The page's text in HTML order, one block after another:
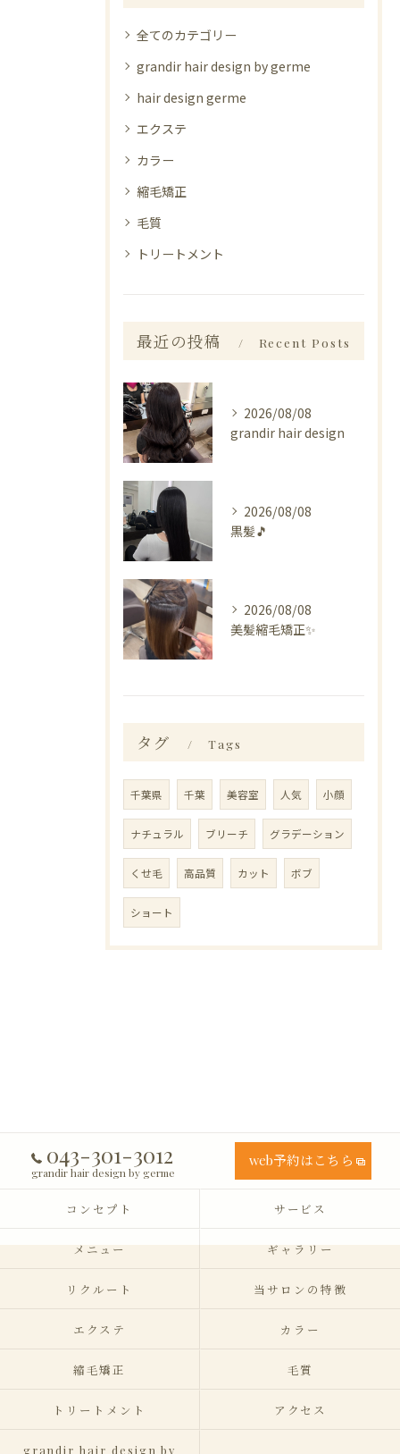
全てのカテゴリー
grandir hair design by germe
hair design germe
エクステ
カラー
縮毛矯正
毛質
トリートメント
最近の投稿 Recent Posts
2026/08/08
grandir hair design
2026/08/08
黒髪🎵
2026/08/08
美髪縮毛矯正✨️
タグ Tags
千葉県 千葉 美容室 人気 小顔
ナチュラル ブリーチ グラデーション
くせ毛 高品質 カット ボブ
ショート
043-301-3012
grandir hair design by germe
web予約はこちら
コンセプト サービス
メニュー ギャラリー
リクルート 当サロンの特徴
エクステ カラー
縮毛矯正 毛質
トリートメント アクセス
grandir hair design by